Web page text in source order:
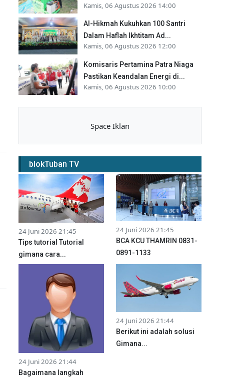
Kamis, 06 Agustus 2026 14:00
Al-Hikmah Kukuhkan 100 Santri
Dalam Haflah Ikhtitam Ad...
Kamis, 06 Agustus 2026 12:00
Komisaris Pertamina Patra Niaga
Pastikan Keandalan Energi di...
Kamis, 06 Agustus 2026 10:00
Space Iklan
blokTuban TV
24 Juni 2026 21:45
Tips tutorial Tutorial
gimana cara...
24 Juni 2026 21:45
BCA KCU THAMRIN 0831-
0891-1133
24 Juni 2026 21:44
Bagaimana langkah
24 Juni 2026 21:44
Berikut ini adalah solusi
Gimana...